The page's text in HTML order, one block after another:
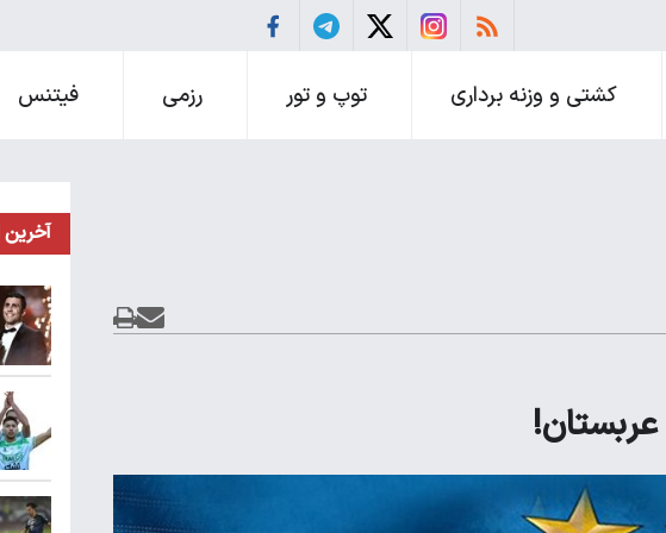
کشتی و وزنه برداری توپ و تور رزمی فیتنس
عربستان!
آخرین